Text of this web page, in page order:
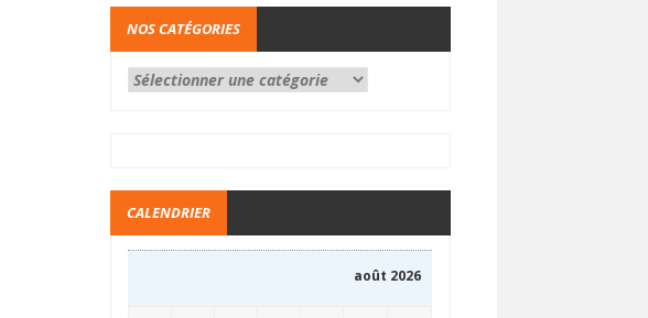
NOS CATÉGORIES
CALENDRIER
août 2026